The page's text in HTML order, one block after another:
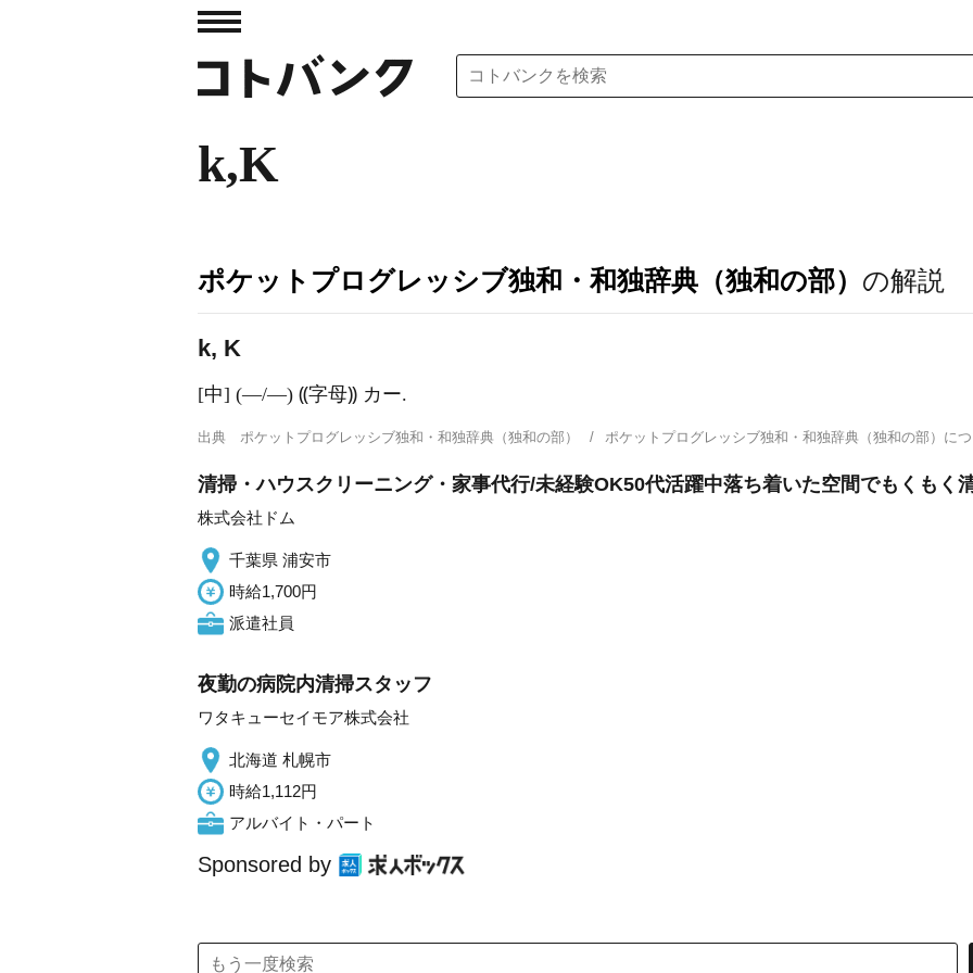
k,K
ポケットプログレッシブ独和・和独辞典（独和の部） の解説
k, K
[中] (―/―) ⸨字母⸩ カー.
出典 ポケットプログレッシブ独和・和独辞典（独和の部） ポケットプログレッシブ独和・和独辞典（独和の部）
清掃・ハウスクリーニング・家事代行/未経験OK50代活躍中落ち着いた空間でもくもく
株式会社ドム
千葉県 浦安市
時給1,700円
派遣社員
夜勤の病院内清掃スタッフ
ワタキューセイモア株式会社
北海道 札幌市
時給1,112円
アルバイト・パート
Sponsored by